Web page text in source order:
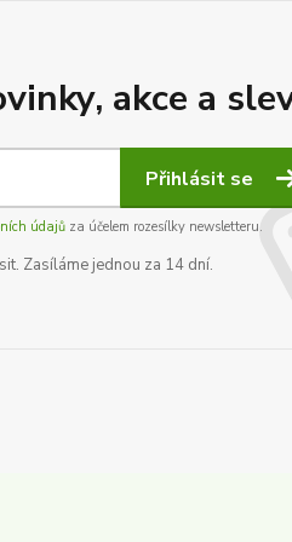
akce a
Přihlásit se
údajůza účelem rozesílky newsletteru.
Zasíláme jednou za 14 dní.